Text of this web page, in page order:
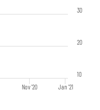
Nov '20 Jan '21
10
20
30